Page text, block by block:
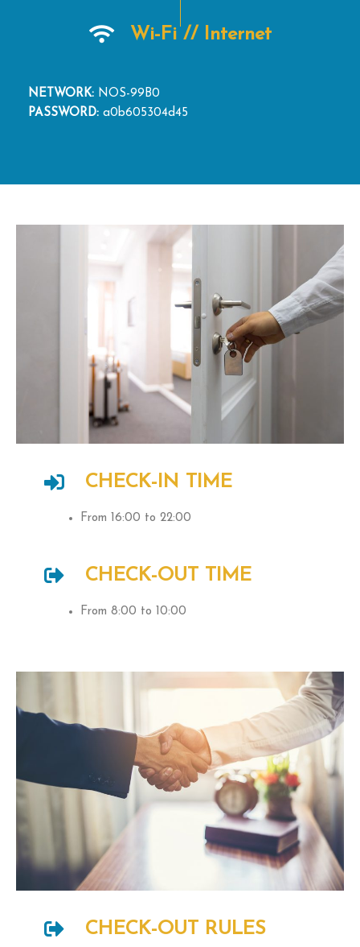
Wi-Fi // Internet
NETWORK: NOS-99B0
PASSWORD: a0b605304d45
CHECK-IN TIME
From 16:00 to 22:00
CHECK-OUT TIME
From 8:00 to 10:00
CHECK-OUT RULES